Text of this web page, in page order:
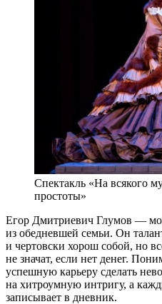
Спектакль «На всякого
простоты»
Егор Дмитриевич Глумов —
из обедневшей семьи. Он
и чертовски хорош собой, но
не значат, если нет денег.
успешную карьеру сделать
на хитроумную интригу, а
записывает в дневник.